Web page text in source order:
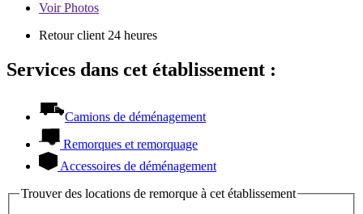
VoirPhotos
Retour client 24 heures
Services dans cet établissement :
Camions de déménagement
Remorques et remorquage
Accessoires de déménagement
Trouver des locations de remorque à cet établissement